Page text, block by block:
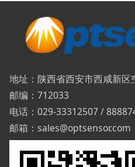
地址：陕西省西安市西咸新
邮编：712033
电话：029-33312507 /
邮箱：sales@optsensor.com